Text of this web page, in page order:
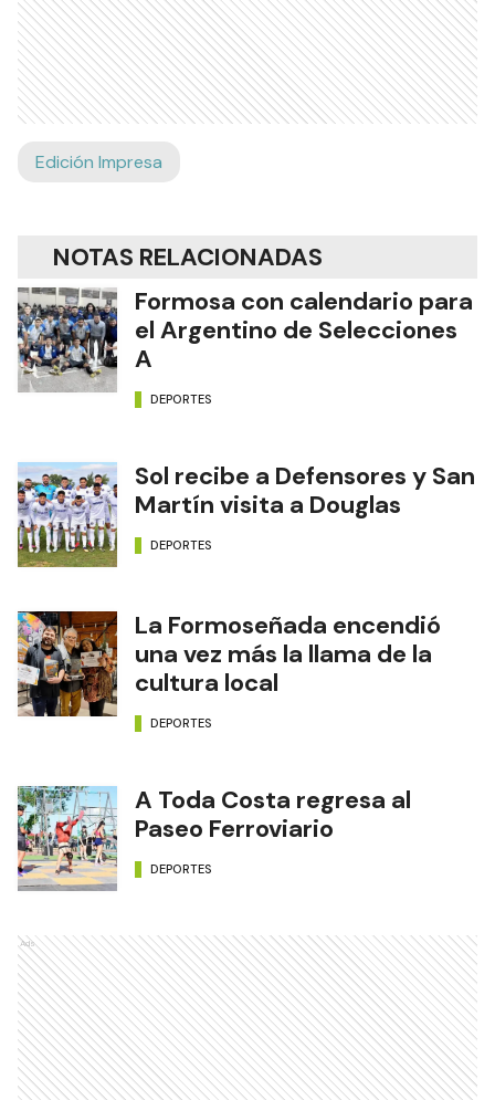
Edición Impresa
NOTAS RELACIONADAS
Formosa con calendario para
el Argentino de Selecciones
A
DEPORTES
Sol recibe a Defensores y San
Martín visita a Douglas
DEPORTES
La Formoseñada encendió
una vez más la llama de la
cultura local
DEPORTES
A Toda Costa regresa al
Paseo Ferroviario
DEPORTES
Ads